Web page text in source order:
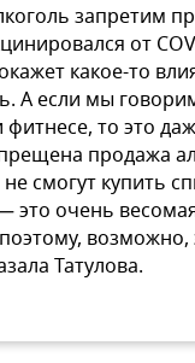
запретим
от
какое-то
А если мы
фитнесе, то это
продажа
смогут купить
это очень
возможно,
Татулова.